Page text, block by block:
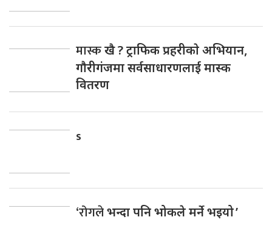
मास्कखै ? ट्राफिक प्रहरीकाे अभियान,
गाैरीगंजमा सर्वसाधारणलाई मास्क
वितरण
s
‘रोगलेभन्दा पनि भोकले मर्ने भइयो ’